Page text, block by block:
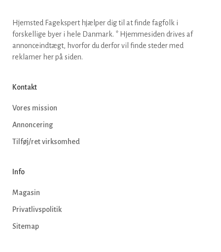
Hjemsted Fagekspert hjælper dig til at finde fagfolk i
forskellige byer i hele Danmark. * Hjemmesiden drives af
annonceindtægt, hvorfor du derfor vil finde steder med
reklamer her på siden.
Kontakt
Vores mission
Annoncering
Tilføj/ret virksomhed
Info
Magasin
Privatlivspolitik
Sitemap